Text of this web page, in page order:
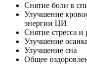
Снятие боли в
Улучшение
энергии ЦИ
Снятие стресса и
Улучшение
Улучшение сна
Общее